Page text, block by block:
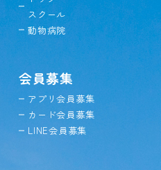
スクール
動物病院
会員募集
アプリ会員募集
カード会員募集
LINE会員募集